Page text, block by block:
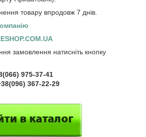
товару впродовж 7 днів.
замовлення натисніть кнопку
975-37-41
367-22-29